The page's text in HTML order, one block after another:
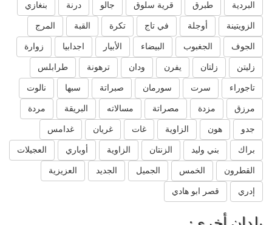
البردية طبرق قرية سلوق جالو درنة بنغازي
الزويتينة أوجلة في تاج تكرة القبة المرج
الجوف الجغبوب البيضاء الأبيار اجدابيا زوارة
زليتن زلتان يفرن ودان ترهونة طرابلس
تاجوراء سرت سورمان صبراتة سبها نالوت
مرزق مزدة مصراتة مسالاته البريقة مردة
جدو هون الزاوية غات غريان غدامس
براك بني وليد الزنتان الزاوية أوباري العجيلات
القطرون الخمس الجميل الجديد العزيزية
إدري قصر ابو هادي